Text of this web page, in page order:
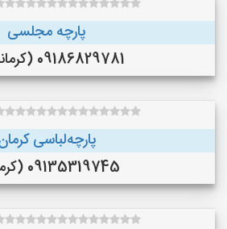
پارچه مجلسی
09186829781 (کرمانشاه )
پارچه‌لباسی
09135319745 (کرمان )